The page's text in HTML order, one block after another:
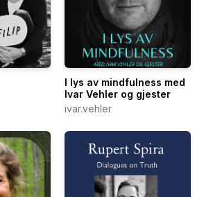
I lys av mindfulness med
Ivar Vehler og gjester
ivar.vehler